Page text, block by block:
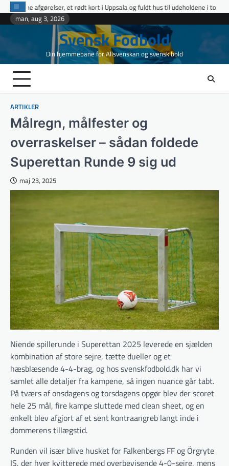
Skipkort i Uppsala og fuldt hus til udeholdene i topopgør
Ettan Norra runde
man, aug 3, 2026
Svensk Fodbold
Din hjemmebane for Allsvenskan og svensk bold
ARTIKLER
Målregn, målfester og
overraskelser – sådan foldede
Superettan Runde 9 sig ud
maj 23, 2025
Niende spillerunde i Superettan 2025 leverede en sjælden
kombination af store sejre, tætte dueller og et
hæsblæsende 4-4-brag, og hos svenskfodbold.dk har vi
samlet alle detaljer fra kampene, så ingen nuance går tabt.
På tværs af onsdagens og torsdagens opgør blev der scoret
hele 25 mål, fire kampe sluttede med clean sheet, og en
enkelt blev afgjort af et sent kontraangreb langt inde i
dommerens tillægstid.
Runden vil især blive husket for Falkenbergs FF og Örgryte
IS, der hver kvitterede med overbevisende 4-0-sejre, mens